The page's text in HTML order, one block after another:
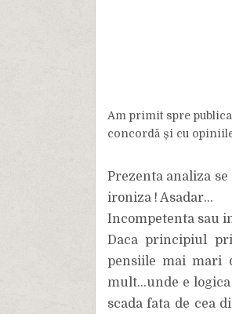
Am primit spre
concordă și cu
Prezenta analiza
ironiza ! Asadar...
Incompetenta sau
Daca principiul
pensiile mai mari
mult...unde e
scada fata de cea